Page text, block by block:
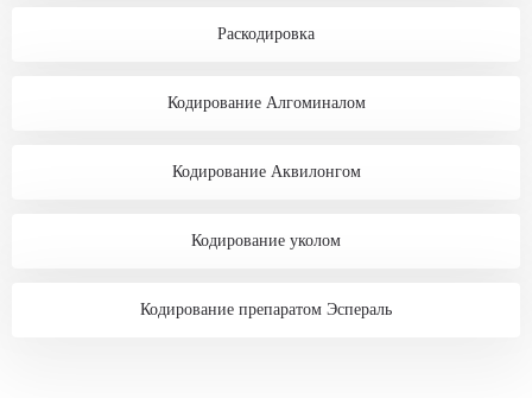
Раскодировка
Кодирование Алгоминалом
Кодирование Аквилонгом
Кодирование уколом
Кодирование препаратом Эспераль